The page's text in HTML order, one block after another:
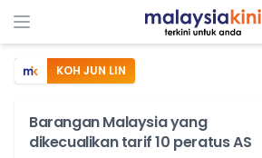
KOH JUN LIN
Barangan Malaysia yang
dikecualikan tarif 10 peratus AS